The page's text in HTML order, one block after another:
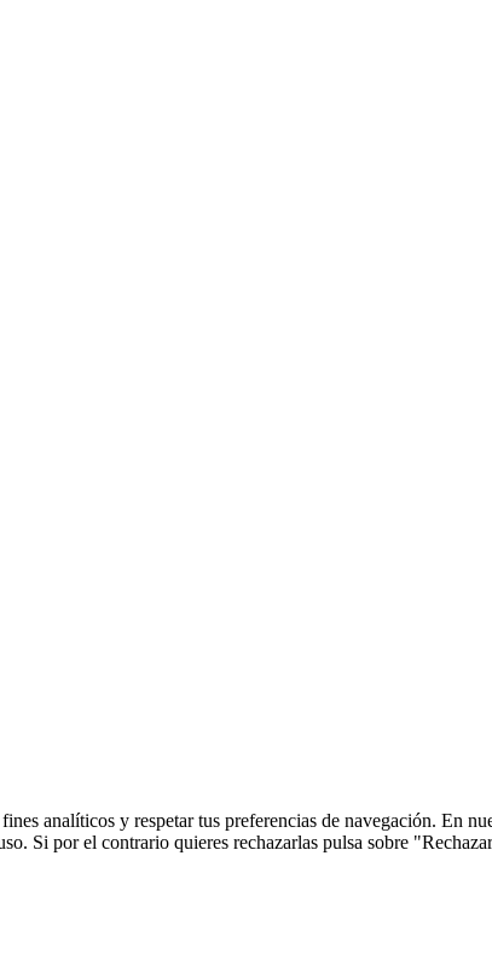
analíticos y respetar tus preferencias de navegación. En
Si por el contrario quieres rechazarlas pulsa sobre